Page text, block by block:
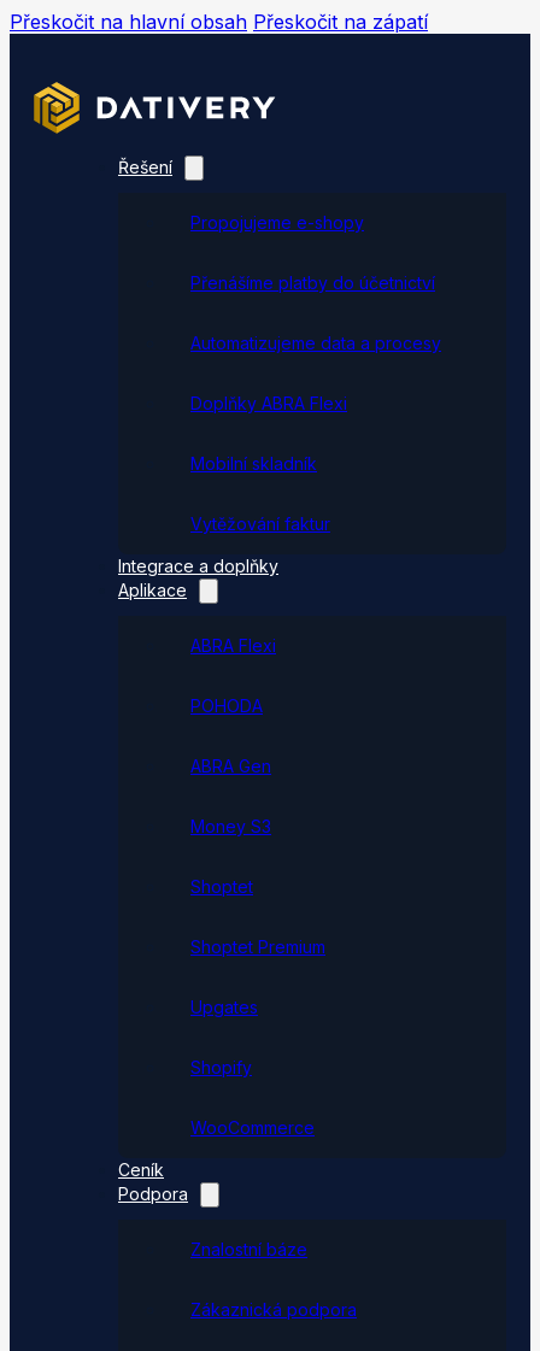
Přeskočit na hlavní obsah Přeskočit na zápatí
Řešení
Propojujeme e-shopy
Přenášíme platby do účetnictví
Automatizujeme data a procesy
Doplňky ABRA Flexi
Mobilní skladník
Vytěžování faktur
Integrace a doplňky
Aplikace
ABRA Flexi
POHODA
ABRA Gen
Money S3
Shoptet
Shoptet Premium
Upgates
Shopify
WooCommerce
Ceník
Podpora
Znalostní báze
Zákaznická podpora